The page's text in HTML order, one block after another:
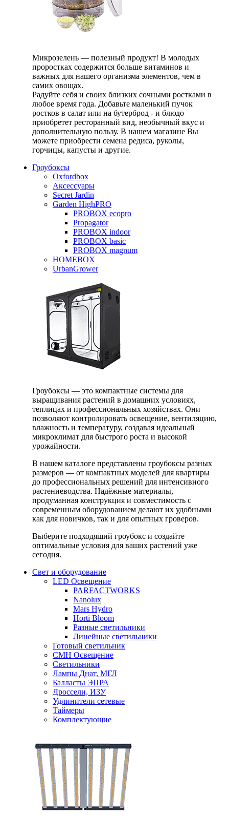
Микрозелень — полезный продукт! В молодых
проростках содержится больше витаминов и
важных для нашего организма элементов, чем в
самих овощах.
Радуйте себя и своих близких сочными ростками в
любое время года. Добавьте маленький пучок
ростков в салат или на бутерброд - и блюдо
приобретет ресторанный вид, необычный вкус и
дополнительную пользу. В нашем магазине Вы
можете приобрести семена редиса, руколы,
горчицы, капусты и другие.
Гроубоксы
Oxfordbox
Аксессуары
Secret Jardin
Garden HighPRO
PROBOX ecopro
Propagator
PROBOX indoor
PROBOX basic
PROBOX magnum
HOMEBOX
UrbanGrower
Гроубоксы — это компактные системы для
выращивания растений в домашних условиях,
теплицах и профессиональных хозяйствах. Они
позволяют контролировать освещение, вентиляцию,
влажность и температуру, создавая идеальный
микроклимат для быстрого роста и высокой
урожайности.
В нашем каталоге представлены гроубоксы разных
размеров — от компактных моделей для квартиры
до профессиональных решений для интенсивного
растениеводства. Надёжные материалы,
продуманная конструкция и совместимость с
современным оборудованием делают их удобными
как для новичков, так и для опытных гроверов.
Выберите подходящий гроубокс и создайте
оптимальные условия для ваших растений уже
сегодня.
Свет и оборудование
LED Освещение
PARFACTWORKS
Nanolux
Mars Hydro
Horti Bloom
Разные светильники
Линейные светильники
Готовый светильник
CMH Освещение
Светильники
Лампы Днат, МГЛ
Балласты ЭПРА
Дроссели, ИЗУ
Удлинители сетевые
Таймеры
Комплектующие